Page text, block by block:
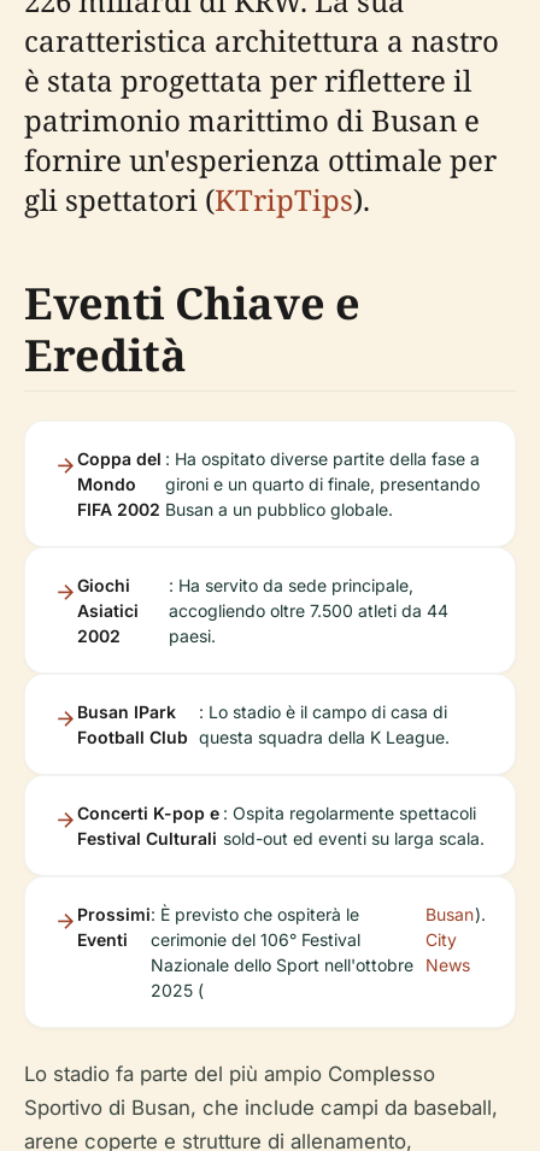
caratteristica architettura a nastro
è stata progettata per riflettere il
patrimonio marittimo di Busan e
fornire un'esperienza ottimale per
gli spettatori (KTripTips).
Eventi Chiave e
Eredità
Coppa del
Mondo
FIFA 2002
: Ha ospitato diverse partite della fase a
gironi e un quarto di finale, presentando
Busan a un pubblico globale.
Giochi
Asiatici
2002
: Ha servito da sede principale,
accogliendo oltre 7.500 atleti da 44
paesi.
Busan IPark
Football Club
: Lo stadio è il campo di casa di
questa squadra della K League.
Concerti K-pop e
Festival Culturali
: Ospita regolarmente spettacoli
sold-out ed eventi su larga scala.
Prossimi
Eventi
: È previsto che ospiterà le
cerimonie del 106° Festival
Nazionale dello Sport nell'ottobre
2025 (
Busan
City
News
).
Lo stadio fa parte del più ampio Complesso
Sportivo di Busan, che include campi da baseball,
arene coperte e strutture di allenamento,